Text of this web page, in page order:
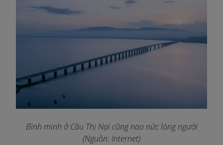
Bình minh ở Cầu Thị Nại cũng nao nức lòng người
(Nguồn: Internet)